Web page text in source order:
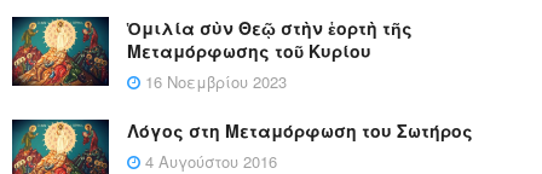
Ὁμιλία σὺν Θεῷ στὴν ἑορτὴ τῆς
Μεταμόρφωσης τοῦ Κυρίου
16 Νοεμβρίου 2023
Λόγος στη Μεταμόρφωση του Σωτήρος
4 Αυγούστου 2016